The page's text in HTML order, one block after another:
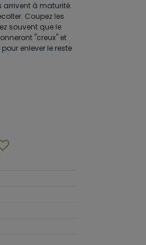
arrivent à maturité.
Coupez les
souvent que le
"creux" et
enlever le reste